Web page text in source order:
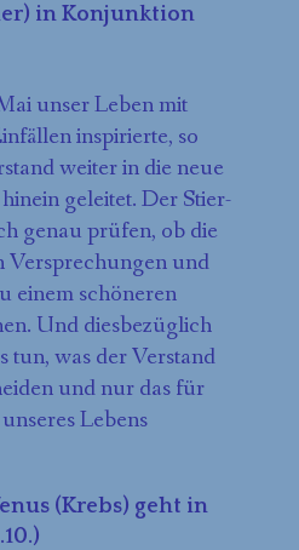
in Konjunktion
unser Leben mit
inspirierte, so
weiter in die neue
geleitet. Der Stier-
genau prüfen, ob die
Versprechungen und
einem schöneren
Und diesbezüglich
tun, was der Verstand
und nur das für
Lebens
(Krebs) geht in